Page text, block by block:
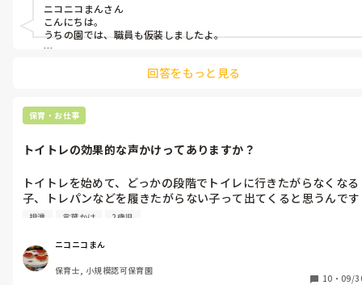
ニコニコまんさん
こんにちは。
うちの園では、職員も仮装しましたよ。
ドンキで買ったものを身に付けたり、和服やお化けの方もいました
ドンキだと値段もお手頃で色々とありそうですよ。
回答をもっと見る
保育・お仕事
トイトレの効果的な声かけってありますか？
トイトレを始めて、どっかの段階でトイレに行きたがらなくなる
子、トレパンなどを履きたがらない子って出てくると思うんです
けど、この言葉かけは効いたなぁというものはありますか？
排泄 言葉かけ 2歳児
ニコニコまん
保育士, 小規模認可保育園
10 ・ 09/